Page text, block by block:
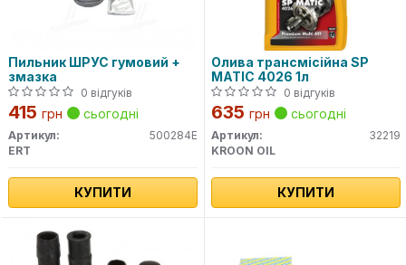
Пильник ШРУС гумовий +
змазка
0 відгуків
415 грн сьогодні
Артикул:
500284E
ERT
КУПИТИ
Олива трансмісійна SP
MATIC 4026 1л
0 відгуків
635 грн сьогодні
Артикул:
32219
KROON OIL
КУПИТИ